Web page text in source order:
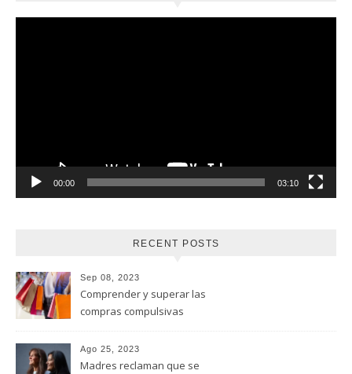
00:00 03:10
RECENT POSTS
Sep 08, 2023
Comprender y superar las
compras compulsivas
Ago 25, 2023
Madres reclaman que se